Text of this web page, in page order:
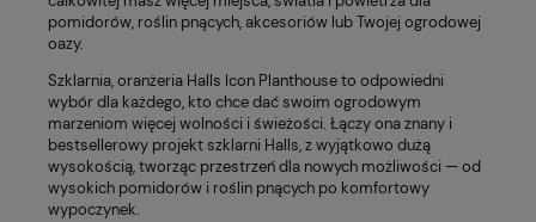
pomidorów, roślin pnących, akcesoriów lub Twojej ogrodowej
oazy.
Szklarnia, oranżeria Halls Icon Planthouse to odpowiedni
wybór dla każdego, kto chce dać swoim ogrodowym
marzeniom więcej wolności i świeżości. Łączy ona znany i
bestsellerowy projekt szklarni Halls, z wyjątkowo dużą
wysokością, tworząc przestrzeń dla nowych możliwości — od
wysokich pomidorów i roślin pnących po komfortowy
wypoczynek.